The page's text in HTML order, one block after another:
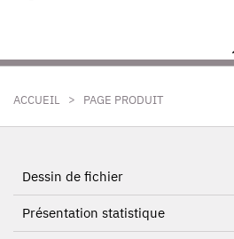
ACCUEIL > PAGE PRODUIT
Dessin de fichier
Présentation statistique